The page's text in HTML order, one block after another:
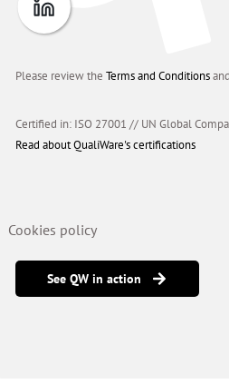
Please review theTerms and Conditionsand
Certified in: ISO 27001 // UN Global
Read about QualiWare's certifications
Cookies policy
See QW in action